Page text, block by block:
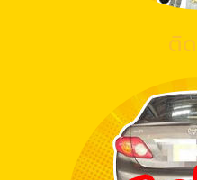
ติ